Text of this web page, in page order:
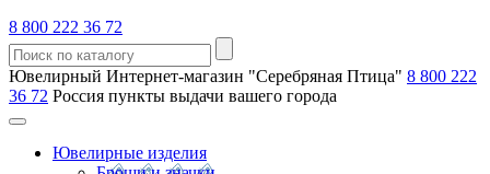
8 800 222 36 72
Ювелирный Интернет-магазин "Серебряная Птица" 8 800 222
36 72 Россия пункты выдачи вашего города
Ювелирные изделия